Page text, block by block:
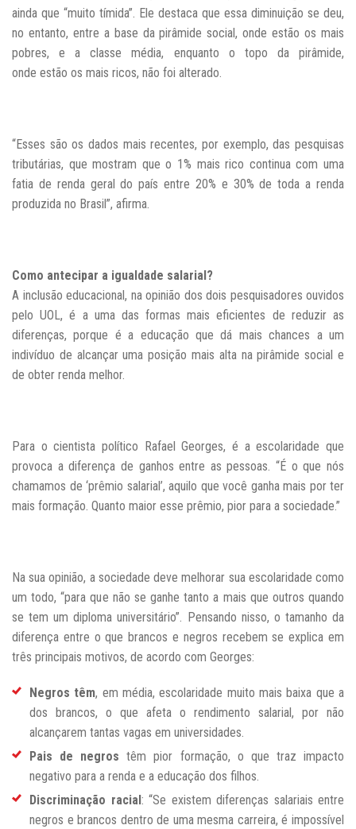
ainda que “muito tímida”. Ele destaca que essa diminuição se deu,
no entanto, entre a base da pirâmide social, onde estão os mais
pobres, e a classe média, enquanto o topo da pirâmide,
onde estão os mais ricos, não foi alterado.
“Esses são os dados mais recentes, por exemplo, das pesquisas
tributárias, que mostram que o 1% mais rico continua com uma
fatia de renda geral do país entre 20% e 30% de toda a renda
produzida no Brasil”, afirma.
Como antecipar a igualdade salarial?
A inclusão educacional, na opinião dos dois pesquisadores ouvidos
pelo UOL, é a uma das formas mais eficientes de reduzir as
diferenças, porque é a educação quedá mais chances a um
indivíduo de alcançar uma posição mais alta na pirâmide social e
de obter renda melhor.
Para o cientista político Rafael Georges, é a escolaridade que
provoca a diferença de ganhos entre as pessoas. “É o que nós
chamamos de ‘prêmio salarial’, aquilo que você ganha mais por ter
mais formação. Quanto maior esse prêmio, pior para a sociedade.”
Na sua opinião, a sociedade deve melhorar sua escolaridade como
um todo, “para que não se ganhe tanto a mais que outros quando
se tem um diploma universitário”. Pensando nisso, o tamanho da
diferença entre o que brancos e negros recebem se explica em
três principais motivos, de acordo com Georges:
Negros têm, em média, escolaridade muito mais baixa que a
dos brancos, o que afeta o rendimento salarial, por não
alcançarem tantas vagas em universidades.
Pais de negros têm pior formação, o que traz impacto
negativo para a renda e a educação dos filhos.
Discriminação racial : “Se existem diferenças salariais entre
negros e brancos dentro de uma mesma carreira, é impossível